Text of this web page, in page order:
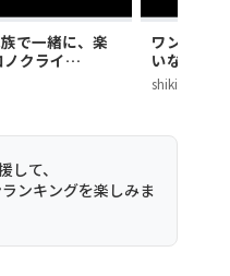
で一緒に、楽
クライ
ワンダー
いなちゃん
shikisai
て、
ンキングを楽しみま